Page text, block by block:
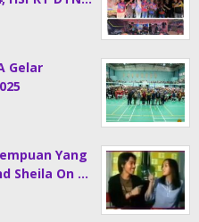
Gelar
Yang
Sheila On …